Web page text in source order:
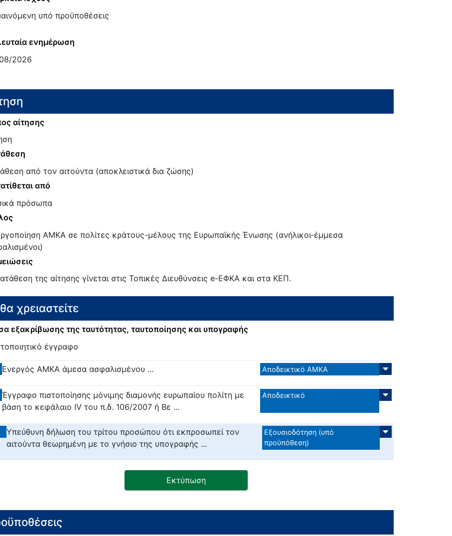
υπό προϋποθέσεις
ενημέρωση
2026
αίτησης
από τον αιτούντα (αποκλειστικά δια ζώσης)
από
πρόσωπα
ΑΜΚΑ σε πολίτες κράτους-μέλους της Ευρωπαϊκής Ένωσης (ανήλικοι-έμμεσα
της αίτησης γίνεται στις Τοπικές Διευθύνσεις e-ΕΦΚΑ και στα ΚΕΠ.
χρειαστείτε
εξακρίβωσης της ταυτότητας, ταυτοποίησης και υπογραφής
έγγραφο
Ενεργός ΑΜΚΑ άμεσα ασφαλισμένου ... Αποδεικτικό ΑΜΚΑ
Έγγραφο πιστοποίησης μόνιμης διαμονής ευρωπαίου πολίτη με
βάση το κεφάλαιο IV του π.δ. 106/2007 ή Βε ...
Αποδεικτικό
Υπεύθυνη δήλωση του τρίτου προσώπου ότι εκπροσωπεί τον
αιτούντα θεωρημένη με το γνήσιο της υπογραφής ...
Εξουσιοδότηση (υπό
προϋπόθεση)
Εκτύπωση